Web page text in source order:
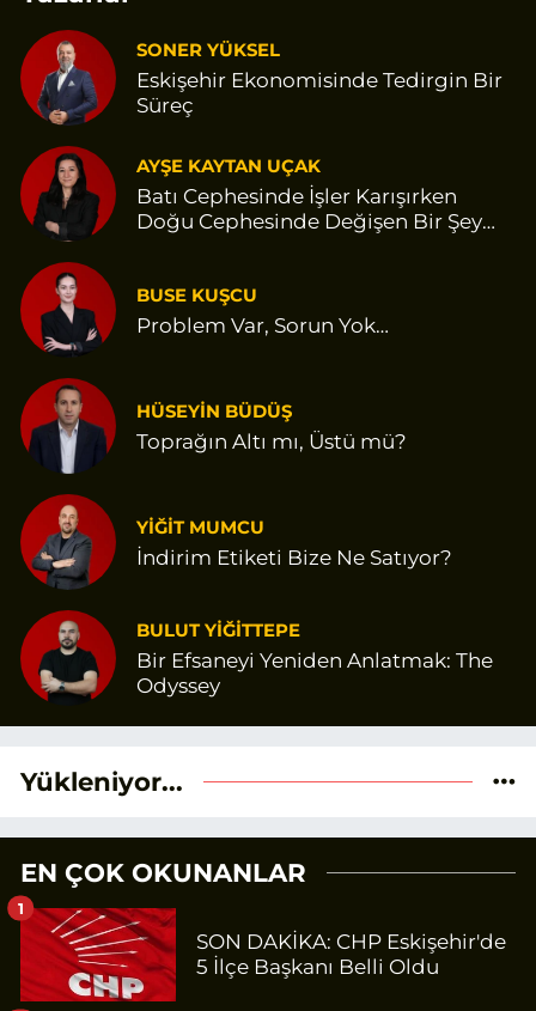
SONER YÜKSEL
Eskişehir Ekonomisinde Tedirgin Bir
Süreç
AYŞE KAYTAN UÇAK
Batı Cephesinde İşler Karışırken
Doğu Cephesinde Değişen Bir Şey
BUSE KUŞCU
Problem Var, Sorun Yok…
HÜSEYİN BÜDÜŞ
Toprağın Altı mı, Üstü mü?
YİĞİT MUMCU
İndirim Etiketi Bize Ne Satıyor?
BULUT YİĞİTTEPE
Bir Efsaneyi Yeniden Anlatmak: The
Odyssey
Yükleniyor...
EN ÇOK OKUNANLAR
SON DAKİKA: CHP Eskişehir'de
5 İlçe Başkanı Belli Oldu
1